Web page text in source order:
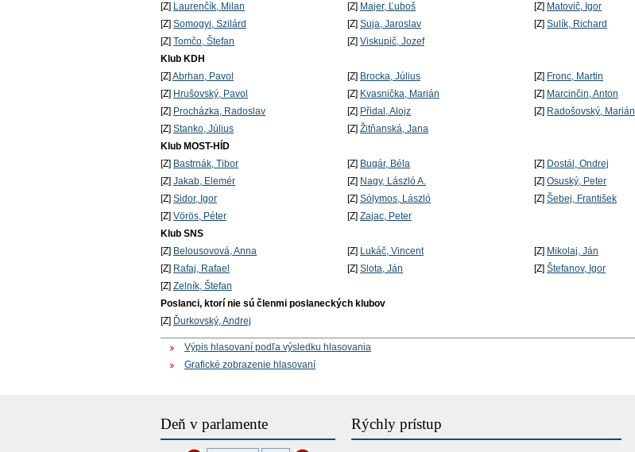
[Z] Laurenčík, Milan [Z] Majer, Ľuboš [Z] Matovič, Igor
[Z] Somogyi, Szilárd [Z] Suja, Jaroslav [Z] Sulík, Richard
[Z] Tomčo, Štefan [Z] Viskupič, Jozef
Klub KDH
[Z] Abrhan, Pavol [Z] Brocka, Július [Z] Fronc, Martin
[Z] Hrušovský, Pavol [Z] Kvasnička, Marián [Z] Marcinčin, Anton
[Z] Procházka, Radoslav [Z] Přidal, Alojz [Z] Radošovský, Marián
[Z] Stanko, Július [Z] Žitňanská, Jana
Klub MOST-HÍD
[Z] Bastrnák, Tibor [Z] Bugár, Béla [Z] Dostál, Ondrej
[Z] Jakab, Elemér [Z] Nagy, László A. [Z] Osuský, Peter
[Z] Sidor, Igor [Z] Sólymos, László [Z] Šebej, František
[Z] Vörös, Péter [Z] Zajac, Peter
Klub SNS
[Z] Belousovová, Anna [Z] Lukáč, Vincent [Z] Mikolaj, Ján
[Z] Rafaj, Rafael [Z] Slota, Ján [Z] Štefanov, Igor
[Z] Zelník, Štefan
Poslanci, ktorí nie sú členmi poslaneckých klubov
[Z] Ďurkovský, Andrej
Výpis hlasovaní podľa výsledku hlasovania
Grafické zobrazenie hlasovaní
Deň v parlamente Rýchly prístup